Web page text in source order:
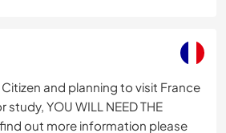
and planning to visit France
YOU WILL NEED THE
find out more information please